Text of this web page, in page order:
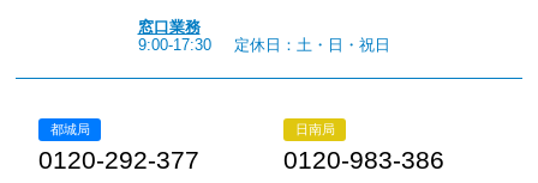
窓口業務
9:00-17:30
定休日：土・日・祝日
都城局
0120-292-377
日南局
0120-983-386